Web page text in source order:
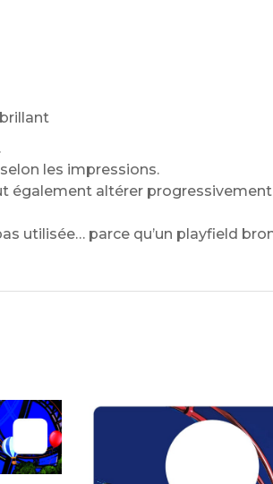
les impressions.
altérer
utilisée… parce qu’un playfield